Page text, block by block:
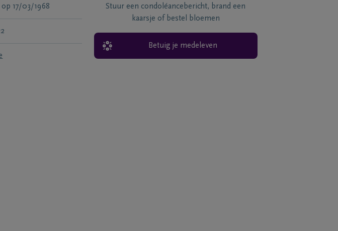
op 17/03/1968
Stuur een condoléancebericht, brand een
kaarsje of bestel bloemen
Betuig je medeleven